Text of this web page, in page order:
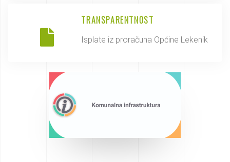
TRANSPARENTNOST
Isplate iz proračuna Općine Lekenik